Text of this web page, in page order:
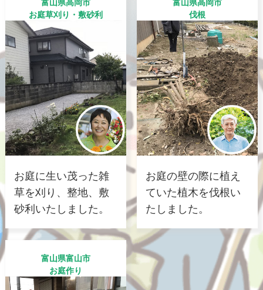
お庭草刈り・敷砂利
お庭に生い茂った雑
草を刈り、整地、敷
砂利いたしました。
伐根
お庭の壁の際に植え
ていた植木を伐根い
たしました。
富山県富山市
お庭作り